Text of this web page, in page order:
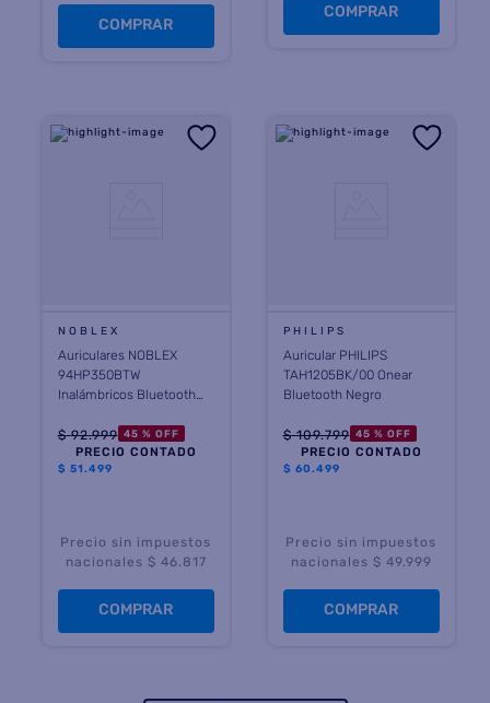
COMPRAR
COMPRAR
NOBLEX
Auriculares NOBLEX
94HP350BTW
Inalámbricos Bluetooth
$ 92.999 45 % OFF
PRECIO CONTADO
$ 51.499
Precio sin impuestos
nacionales $ 46.817
COMPRAR
PHILIPS
Auricular PHILIPS
TAH1205BK/00 Onear
Bluetooth Negro
$ 109.799 45 % OFF
PRECIO CONTADO
$ 60.499
Precio sin impuestos
nacionales $ 49.999
COMPRAR